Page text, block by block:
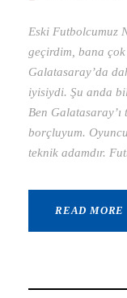
Eski Futbolcumuz
geçirdim, bana
Galatasaray’da
iyisiydi. Şu anda
Ben
borçluyum.
teknik adamdır.
READ MORE